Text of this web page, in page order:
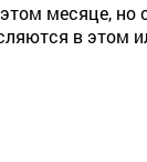
месяце,
в этом